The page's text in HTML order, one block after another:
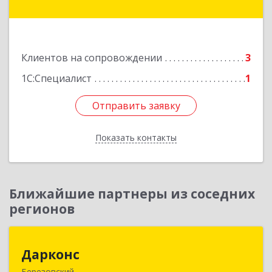
Клиентов на сопровождении
3
1С:Специалист
1
Отправить заявку
Показать контакты
Отправить заявку
Назад
Ближайшие партнеры из соседних
регионов
Дарконс